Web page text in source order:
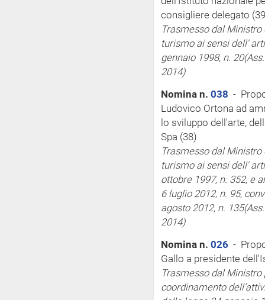
consigliere delegato
Trasmesso dal
turismoai sensidell'
gennaio 1998, n. 20
2014)
Nomina n. 038 -
Ludovico Ortona ad
lo sviluppo dell'arte,
Spa (38)
Trasmesso dal
turismoai sensidell'
ottobre 1997, n. 352, e
6 luglio 2012, n. 95,
agosto 2012, n. 135
2014)
Nomina n. 026 -
Gallo a presidente
Trasmesso dal
coordinamento